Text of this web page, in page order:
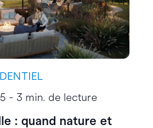
- 3 min. de lecture
: quand nature et